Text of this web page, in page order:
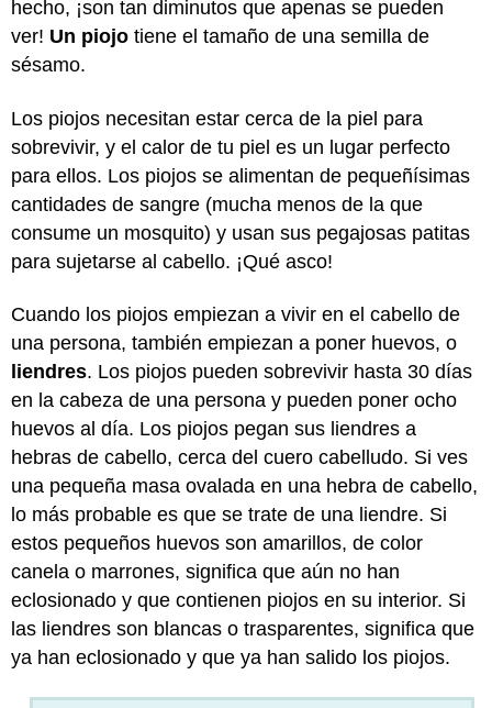
hecho, ¡son tan diminutos que apenas se pueden
ver! Un piojo tiene el tamaño de una semilla de
sésamo.
Los piojos necesitan estar cerca de la piel para
sobrevivir, y el calor de tu piel es un lugar perfecto
para ellos. Los piojos se alimentan de pequeñísimas
cantidades de sangre (mucha menos de la que
consume un mosquito) y usan sus pegajosas patitas
para sujetarse al cabello. ¡Qué asco!
Cuando los piojos empiezan a vivir en el cabello de
una persona, también empiezan a poner huevos, o
liendres. Los piojos pueden sobrevivir hasta 30 días
en la cabeza de una persona y pueden poner ocho
huevos al día. Los piojos pegan sus liendres a
hebras de cabello, cerca del cuero cabelludo. Si ves
una pequeña masa ovalada en una hebra de cabello,
lo más probable es que se trate de una liendre. Si
estos pequeños huevos son amarillos, de color
canela o marrones, significa que aún no han
eclosionado y que contienen piojos en su interior. Si
las liendres son blancas o trasparentes, significa que
ya han eclosionado y que ya han salido los piojos.